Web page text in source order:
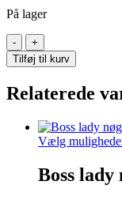
På lager
Subtle
assholery
nøglering
Tilføj til kurv
Relaterede
Vælg
Boss